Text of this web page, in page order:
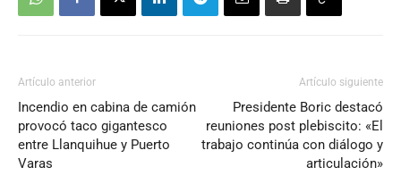
Artículo anterior
Incendio en cabina de camión
provocó taco gigantesco
entre Llanquihue y Puerto
Varas
Artículo siguiente
Presidente Boric destacó
reuniones post plebiscito: «El
trabajo continúa con diálogo y
articulación»